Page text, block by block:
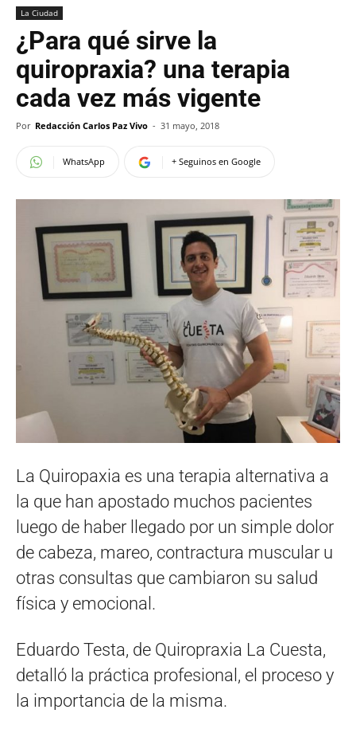
La Ciudad
¿Para qué sirve la
quiropraxia? una terapia
cada vez más vigente
Por Redacción Carlos Paz Vivo - 31 mayo, 2018
WhatsApp + Seguinos en Google
La Quiropaxia es una terapia alternativa a
la que han apostado muchos pacientes
luego de haber llegado por un simple dolor
de cabeza, mareo, contractura muscular u
otras consultas que cambiaron su salud
física y emocional.
Eduardo Testa, de Quiropraxia La Cuesta,
detalló la práctica profesional, el proceso y
la importancia de la misma.